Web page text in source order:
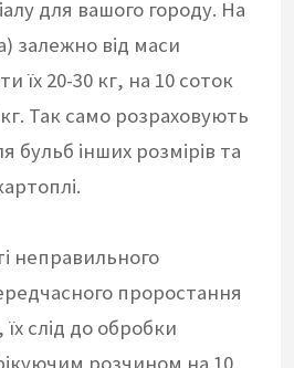
для вашого городу. На
залежно від маси
їх 20-30 кг, на 10 соток
кг. Так само розраховують
бульб інших розмірів та
неправильного
проростання
слід до обробки